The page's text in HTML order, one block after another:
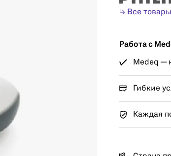
↳ Все
Работа с
Medeq —
Гибкие
Каждая